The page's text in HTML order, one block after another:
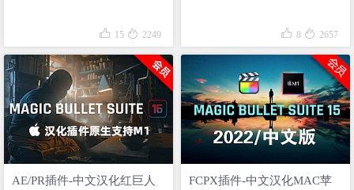
 15  2249  8  2657
AE/PR插件-中文汉化红巨人
FCPX插件-中文汉化MAC苹